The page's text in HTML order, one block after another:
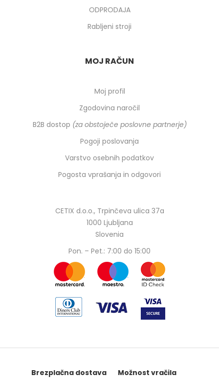
ODPRODAJA
Rabljeni stroji
MOJ RAČUN
Moj profil
Zgodovina naročil
B2B dostop (za obstoječe poslovne partnerje)
Pogoji poslovanja
Varstvo osebnih podatkov
Pogosta vprašanja in odgovori
CETIX d.o.o., Trpinčeva ulica 37a
1000 Ljubljana
Slovenia
Pon. – Pet.: 7:00 do 15:00
Brezplačna dostava
Možnost vračila